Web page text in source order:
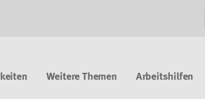
Weitere Themen Arbeitshilfen